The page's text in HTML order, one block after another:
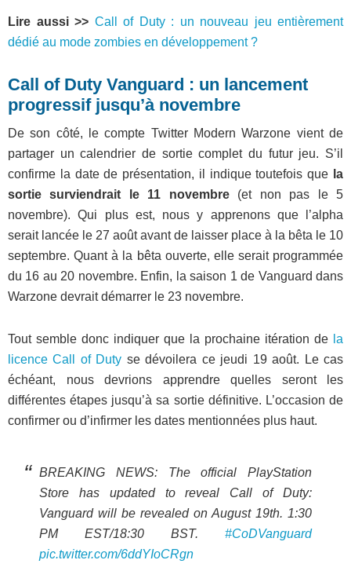
Lire aussi >> Call of Duty : un nouveau jeu entièrement
dédié au mode zombies en développement ?
Call of Duty Vanguard : un lancement
progressif jusqu’à novembre
De son côté, le compte Twitter Modern Warzone vient de
partager un calendrier de sortie complet du futur jeu. S’il
confirme la date de présentation, il indique toutefois que la
sortie surviendrait le 11 novembre (et non pas le 5
novembre). Qui plus est, nous y apprenons que l’alpha
serait lancée le 27 août avant de laisser place à la bêta le 10
septembre. Quant à la bêta ouverte, elle serait programmée
du 16 au 20 novembre. Enfin, la saison 1 de Vanguard dans
Warzone devrait démarrer le 23 novembre.
Tout semble donc indiquer que la prochaine itération de la
licence Call of Duty se dévoilera ce jeudi 19 août. Le cas
échéant, nous devrions apprendre quelles seront les
différentes étapes jusqu’à sa sortie définitive. L’occasion de
confirmer ou d’infirmer les dates mentionnées plus haut.
BREAKING NEWS: The official PlayStation
Store has updated to reveal Call of Duty:
Vanguard will be revealed on August 19th. 1:30
PM EST/18:30 BST. #CoDVanguard
pic.twitter.com/6ddYIoCRgn